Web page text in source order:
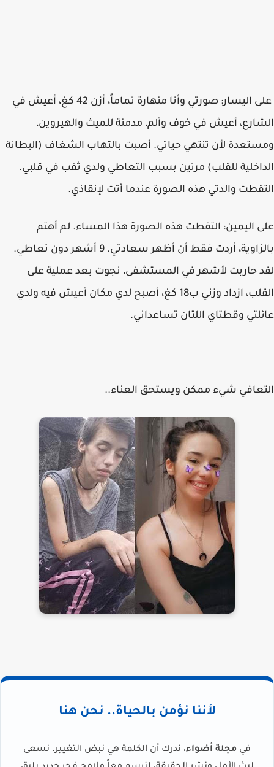
على اليسار: صورتي وأنا منهارة تماماً، أزن 42 كغ، أعيش في
الشارع، أعيش في خوف وألم، مدمنة للميث والهيروين،
ومستعدة لأن تنتهي حياتي. أصبت بالتهاب الشغاف (البطانة
الداخلية للقلب) مرتين بسبب التعاطي ولدي ثقب في قلبي.
التقطت والدتي هذه الصورة عندما أتت لإنقاذي.
على اليمين: التقطت هذه الصورة هذا المساء. لم أهتم
بالزاوية، أردت فقط أن أظهر سعادتي. 9 أشهر دون تعاطي.
لقد حاربت لأشهر في المستشفى، نجوت بعد عملية على
القلب، ازداد وزني ب18 كغ، أصبح لدي مكان أعيش فيه ولدي
عائلتي وقطتاي اللتان تساعداني.
التعافي شيء ممكن ويستحق العناء..
لأننا نؤمن بالحياة.. نحن هنا
في مجلة أضواء، ندرك أن الكلمة هي نبض التغيير. نسعى